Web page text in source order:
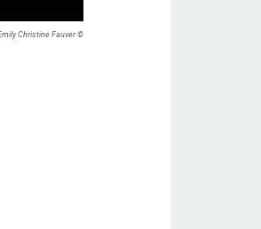
© Facebook/Emily Christine Fauver